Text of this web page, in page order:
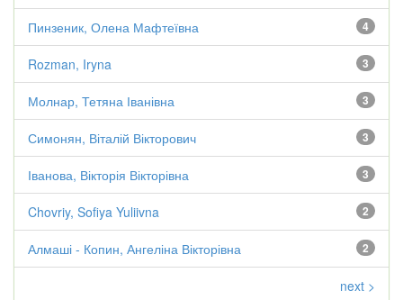
4
Пинзеник, Олена Мафтеївна
3
Rozman, Iryna
3
Молнар, Тетяна Іванівна
3
Симонян, Віталій Вікторович
3
Іванова, Вікторія Вікторівна
2
Chovriy, Sofiya Yuliivna
2
Алмаші - Копин, Ангеліна Вікторівна
next >